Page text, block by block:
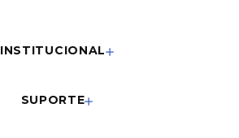
INSTITUCIONAL
SUPORTE